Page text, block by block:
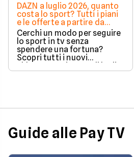
DAZN a luglio 2026, quanto
costa lo sport? Tutti i piani
e le offerte a partire da
11,99€
Cerchi un modo per seguire
lo sport in tv senza
spendere una fortuna?
Scopri tutti i nuovi
abbonamenti DAZN di luglio
2026 e trova l'offerta
Guide alle Pay TV